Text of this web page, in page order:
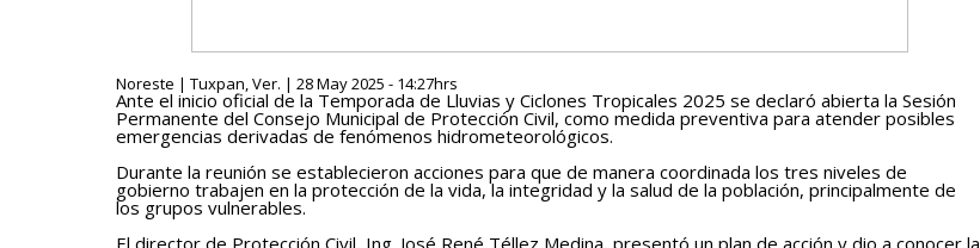
Noreste | Tuxpan, Ver. | 28 May 2025 - 14:27hrs
Ante el inicio oficial de la Temporada de Lluvias y Ciclones Tropicales 2025 se declaró abierta la Sesión
Permanente del Consejo Municipal de Protección Civil, como medida preventiva para atender posibles
emergencias derivadas de fenómenos hidrometeorológicos.
Durante la reunión se establecieron acciones para que de manera coordinada los tres niveles de
gobierno trabajen en la protección de la vida, la integridad y la salud de la población, principalmente de
los grupos vulnerables.
El director de Protección Civil, Ing. José René Téllez Medina, presentó un plan de acción y dio a conocer la